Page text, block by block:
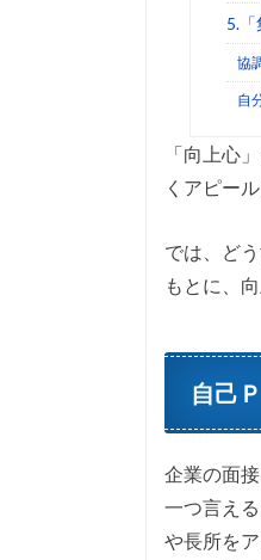
5.
協
自
「向上心
くアピー
では、ど
もとに、
自己
企業の面
一つ言え
や長所を